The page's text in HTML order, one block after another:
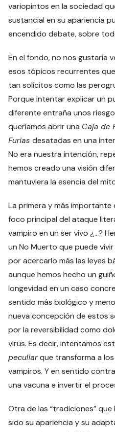
variopintos en la sociedad
sustancial en su apariencia
encendido debate, sobre
En el fondo, no nos gustaría
esos tópicos recurrentes
tan solícitos como las
Porque intentar explicar un
diferente entraña unos
queríamos abrir una Caja de
Furiasdesatadas en una
No era nuestra intención,
hemos creado una visión
mantuviera la esencia del
La primera y más importante
foco principal del ataque
vampiro en un ser vivo ¿…?
un No Muerto que puede
por acercarlo más las leyes
aunque hemos hecho un
longevidad en un caso
sentido más biológico y
nueva concepción de estos
por la reversibilidad como
virus. Es decir, intentamos
peculiarque transforma a los
vampiros. Y en sentido
una vacuna e invertir el
Otra de las “tradiciones”
sido su apariencia y su